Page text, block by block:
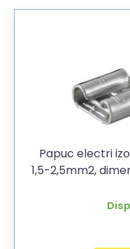
Papuc electri
1,5-2,5mm2,